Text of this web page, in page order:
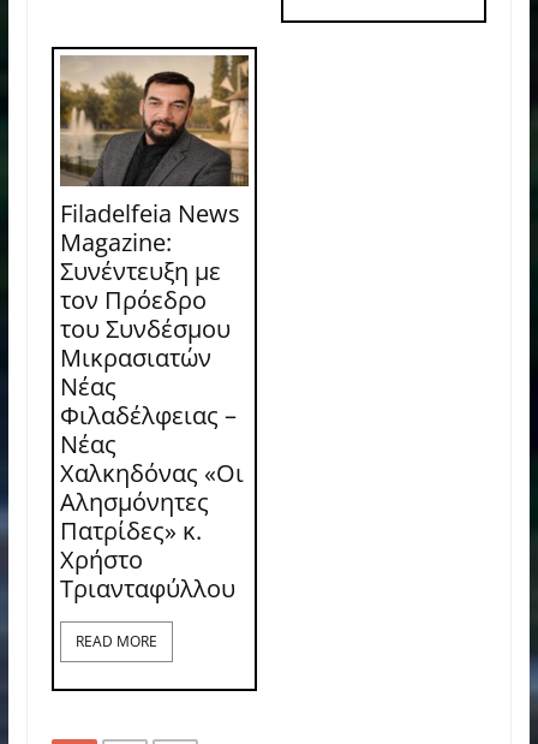
Filadelfeia News
Magazine:
Συνέντευξη με
τον Πρόεδρο
του Συνδέσμου
Μικρασιατών
Νέας
Φιλαδέλφειας –
Νέας
Χαλκηδόνας «Οι
Αλησμόνητες
Πατρίδες» κ.
Χρήστο
Τριανταφύλλου
READ MORE